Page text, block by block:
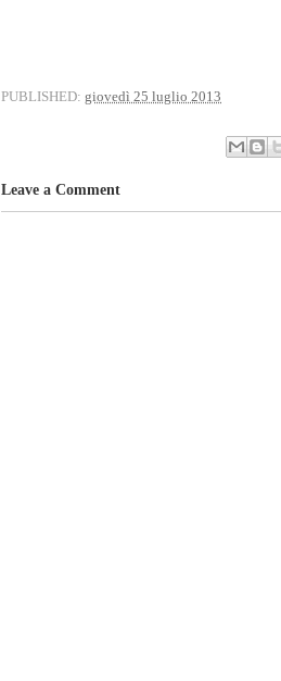
PUBLISHED: giovedì 25 luglio 2013
Leave a Comment